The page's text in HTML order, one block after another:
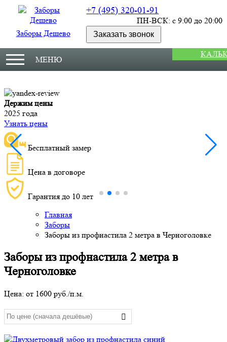
Заборы Дешево
+7 (495) 320-01-91
ПН-ВСК: с 9:00 до 20:00
Заказать звонок
МЕНЮ
Держим цены
2025 года
Узнать цены
Бесплатный замер
Цена в договоре
Гарантия до 10 лет
Главная
Заборы
Заборы из профнастила 2 метра в Черноголовке
Заборы из профнастила 2 метра в
Черноголовке
Цена: от 1600 руб./п.м.